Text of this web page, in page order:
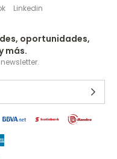
Linkedin
oportunidades,
más.